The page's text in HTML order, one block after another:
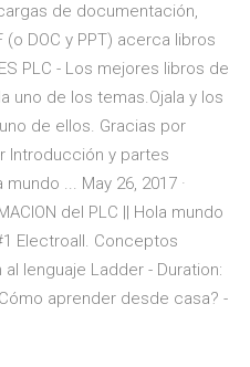
de documentación,
DOC y PPT) acerca libros
PLC - Los mejores libros de
uno de los temas.Ojala y los
de ellos. Gracias por
Introducción y partes
mundo ... May 26, 2017 ·
del PLC || Hola mundo
Electroall. Conceptos
lenguaje Ladder - Duration:
aprender desde casa? -